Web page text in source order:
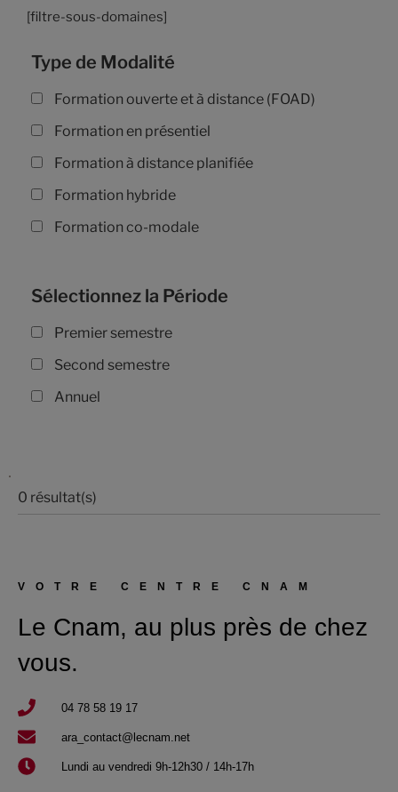
[filtre-sous-domaines]
Type de Modalité
Formation ouverte et à distance (FOAD)
Formation en présentiel
Formation à distance planifiée
Formation hybride
Formation co-modale
Sélectionnez la Période
Premier semestre
Second semestre
Annuel
0 résultat(s)
VOTRE CENTRE CNAM
Le Cnam, au plus près de chez
vous.
04 78 58 19 17​
ara_contact@lecnam.net
Lundi au vendredi 9h-12h30 / 14h-17h